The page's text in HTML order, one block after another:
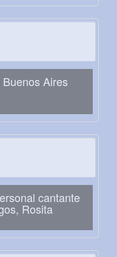
Aires
cantante
Rosita